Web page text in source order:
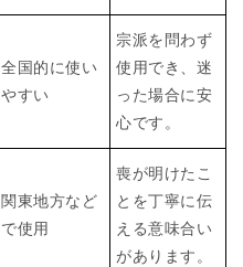
全国的に使い
やすい
宗派を問わず
使用でき、迷
った場合に安
心です。
関東地方など
で使用
喪が明けたこ
とを丁寧に伝
える意味合い
があります。